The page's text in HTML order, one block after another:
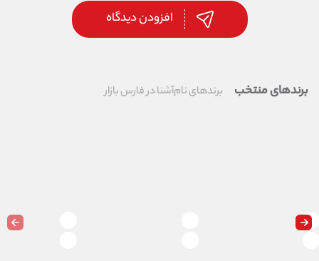
افزودن دیدگاه
برندهای منتخب برندهای نام‌آشنا در فارس بازار